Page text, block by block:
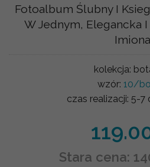
Fotoalbum Ślubny I
W Jednym, Elegancka I
Imiona
kolekcja:
wzór: 10/
czas realizacji: 5-7
Stara cena: